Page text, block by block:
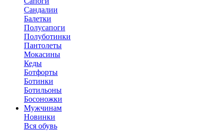
Сандалии
Балетки
Полусапоги
Полуботинки
Пантолеты
Мокасины
Кеды
Ботфорты
Ботинки
Ботильоны
Босоножки
Мужчинам
Новинки
Вся обувь